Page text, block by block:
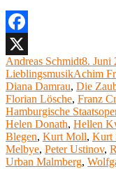
Facebook
X
Autor
Andreas Schmidt
am
8. Juni
LieblingsmusikAchim
Diana Damrau, Die
Florian Lösche, Franz
Hamburgische
Helen Donath, Hellen
Blegen, Kurt Moll, Kurt
Melbye, Peter Ustinov,
Urban Malmberg,